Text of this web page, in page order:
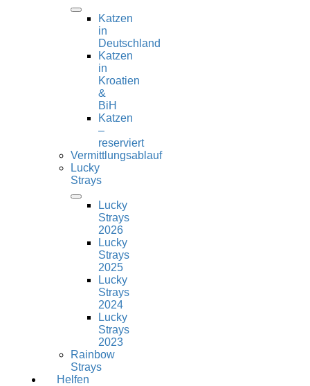
Katzen
in
Deutschland
Katzen
in
Kroatien
&
BiH
Katzen
–
reserviert
Vermittlungsablauf
Lucky
Strays
Lucky
Strays
2026
Lucky
Strays
2025
Lucky
Strays
2024
Lucky
Strays
2023
Rainbow
Strays
Helfen